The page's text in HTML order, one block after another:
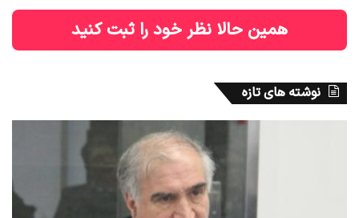
همین حالا نظر خود را ثبت کنید
نوشته های تازه